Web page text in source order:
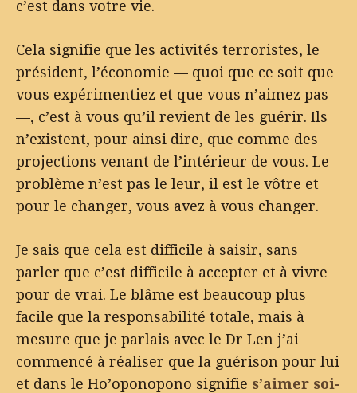
c’est dans votre vie.
Cela signifie que les activités terroristes, le
président, l’économie — quoi que ce soit que
vous expérimentiez et que vous n’aimez pas
—, c’est à vous qu’il revient de les guérir. Ils
n’existent, pour ainsi dire, que comme des
projections venant de l’intérieur de vous. Le
problème n’est pas le leur, il est le vôtre et
pour le changer, vous avez à vous changer.
Je sais que cela est difficile à saisir, sans
parler que c’est difficile à accepter et à vivre
pour de vrai. Le blâme est beaucoup plus
facile que la responsabilité totale, mais à
mesure que je parlais avec le Dr Len j’ai
commencé à réaliser que la guérison pour lui
et dans le Ho’oponopono signifie s’aimer soi-